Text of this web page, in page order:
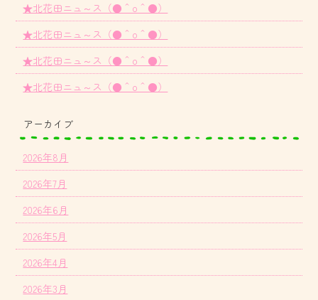
★北花田ニュ～ス（●＾o＾●）
★北花田ニュ～ス（●＾o＾●）
★北花田ニュ～ス（●＾o＾●）
★北花田ニュ～ス（●＾o＾●）
アーカイブ
2026年8月
2026年7月
2026年6月
2026年5月
2026年4月
2026年3月